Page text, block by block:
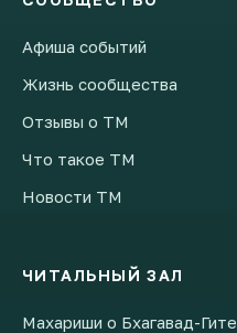
Афиша событий
Жизнь сообщества
Отзывы о ТМ
Что такое ТМ
Новости ТМ
ЧИТАЛЬНЫЙ ЗАЛ
Махариши о Бхагавад-Гите